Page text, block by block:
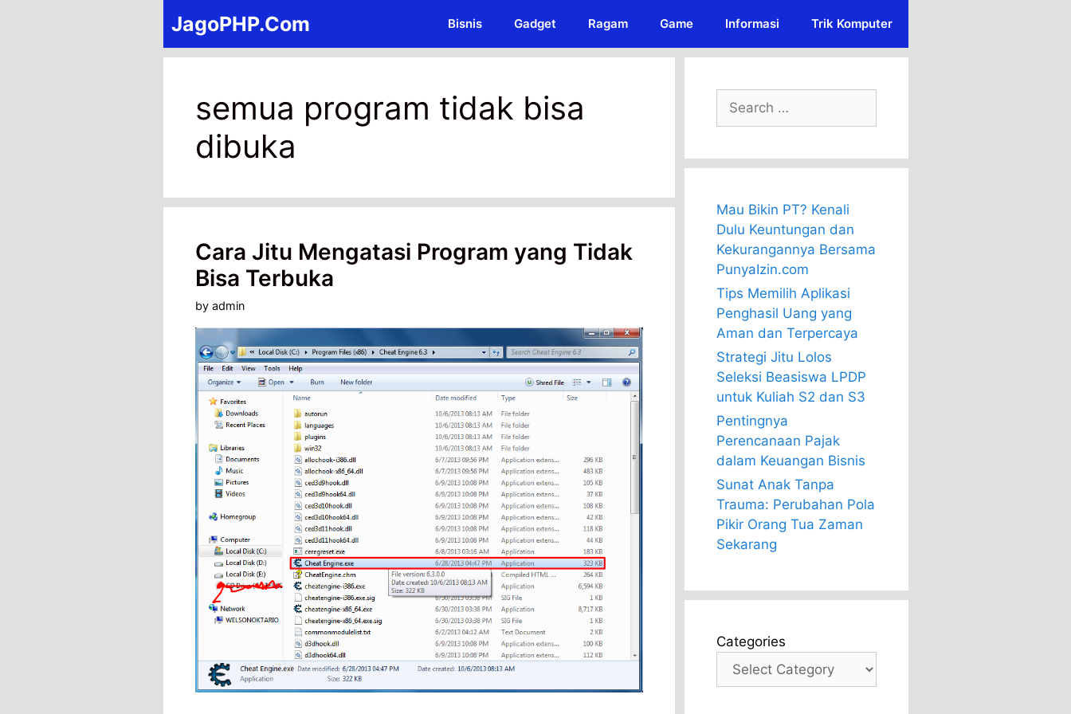
JagoPHP.Com Bisnis Gadget Ragam Game Informasi Trik Komputer
semua program tidak bisa
dibuka
Cara Jitu Mengatasi Program yang Tidak
Bisa Terbuka
by admin
Search
for:
Mau Bikin PT? Kenali
Dulu Keuntungan dan
Kekurangannya Bersama
PunyaIzin.com
Tips Memilih Aplikasi
Penghasil Uang yang
Aman dan Terpercaya
Strategi Jitu Lolos
Seleksi Beasiswa LPDP
untuk Kuliah S2 dan S3
Pentingnya
Perencanaan Pajak
dalam Keuangan Bisnis
Sunat Anak Tanpa
Trauma: Perubahan Pola
Pikir Orang Tua Zaman
Sekarang
Categories